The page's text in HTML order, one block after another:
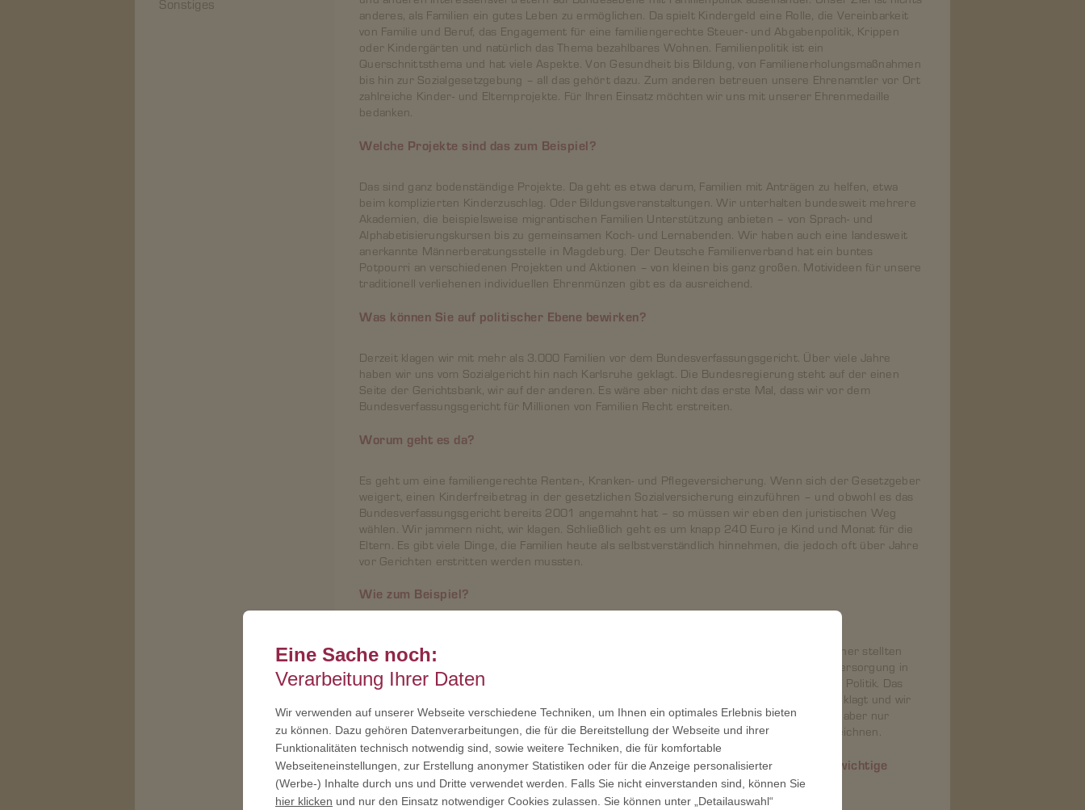
Sonstiges
anderes, als Familien ein gutes Leben zu ermöglichen. Da spielt Kindergeld eine Rolle, die Vereinbarkeit
von Familie und Beruf, das Engagement für eine familiengerechte Steuer- und Abgabenpolitik, Krippen
oder Kindergärten und natürlich das Thema bezahlbares Wohnen. Familienpolitik ist ein
Querschnittsthema und hat viele Aspekte. Von Gesundheit bis Bildung, von Familienerholungsmaßnahmen
bis hin zur Sozialgesetzgebung – all das gehört dazu. Zum anderen betreuen unsere Ehrenamtler vor Ort
zahlreiche Kinder- und Elternprojekte. Für Ihren Einsatz möchten wir uns mit unserer Ehrenmedaille
bedanken.
Welche Projekte sind das zum Beispiel?
Das sind ganz bodenständige Projekte. Da geht es etwa darum, Familien mit Anträgen zu helfen, etwa
beim komplizierten Kinderzuschlag. Oder Bildungsveranstaltungen. Wir unterhalten bundesweit mehrere
Akademien, die beispielsweise migrantischen Familien Unterstützung anbieten – von Sprach- und
Alphabetisierungskursen bis zu gemeinsamen Koch- und Lernabenden. Wir haben auch eine landesweit
anerkannte Männerberatungsstelle in Magdeburg. Der Deutsche Familienverband hat ein buntes
Potpourri an verschiedenen Projekten und Aktionen – von kleinen bis ganz großen. Motivideen für unsere
traditionell verliehenen individuellen Ehrenmünzen gibt es da ausreichend.
Was können Sie auf politischer Ebene bewirken?
Derzeit klagen wir mit mehr als 3.000 Familien vor dem Bundesverfassungsgericht. Über viele Jahre
haben wir uns vom Sozialgericht hin nach Karlsruhe geklagt. Die Bundesregierung steht auf der einen
Seite der Gerichtsbank, wir auf der anderen. Es wäre aber nicht das erste Mal, dass wir vor dem
Bundesverfassungsgericht für Millionen von Familien Recht erstreiten.
Worum geht es da?
Es geht um eine familiengerechte Renten-, Kranken- und Pflegeversicherung. Wenn sich der Gesetzgeber
weigert, einen Kinderfreibetrag in der gesetzlichen Sozialversicherung einzuführen – und obwohl es das
Bundesverfassungsgericht bereits 2001 angemahnt hat – so müssen wir eben den juristischen Weg
wählen. Wir jammern nicht, wir klagen. Schließlich geht es um knapp 240 Euro je Kind und Monat für die
Eltern. Es gibt viele Dinge, die Familien heute als selbstverständlich hinnehmen, die jedoch oft über Jahre
vor Gerichten erstritten werden mussten.
Wie zum Beispiel?
Trümmerfrauenurteil von 1992 vor dem Bundesverfassungsgericht erstreiten. Die Karlsruher stellten
fest, dass der Gesetzgeber die durch Kindererziehung bedingten Nachteile bei der Altersversorgung in
weiterem Umfang als bisher auszugleichen hatte. Manchmal sind wir der Wadenbeißer der Politik. Das
über Jahre oder gar Jahrzehnte klagt und wir
Recht erhalten, profitieren davon Millionen von Eltern und Kindern. Dieses Engagement ist aber nur
denkbar durch die vielen Ehrenamtlichen im Verband – die wir mit der Ehrenmedaille auszeichnen.
Auf welche Weise spiegelt die eigens erstellte, individuelle Ehrenmedaille dieses wichtige
Engagement wieder?
Eine Sache noch:
Verarbeitung Ihrer Daten
Wir verwenden auf unserer Webseite verschiedene Techniken, um Ihnen ein optimales Erlebnis bieten
zu können. Dazu gehören Datenverarbeitungen, die für die Bereitstellung der Webseite und ihrer
Funktionalitäten technisch notwendig sind, sowie weitere Techniken, die für komfortable
Webseiteneinstellungen, zur Erstellung anonymer Statistiken oder für die Anzeige personalisierter
(Werbe-) Inhalte durch uns und Dritte verwendet werden. Falls Sie nicht einverstanden sind, können Sie
hier klicken und nur den Einsatz notwendiger Cookies zulassen. Sie können unter „Detailauswahl“